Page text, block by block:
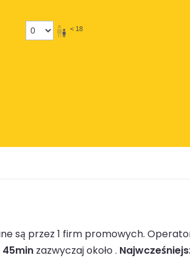
< 18
są przez 1 firm promowych.
45min zazwyczaj około .